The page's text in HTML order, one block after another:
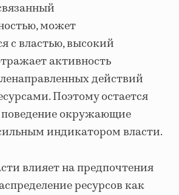
может
с властью, высокий
активность
действий
Поэтому остается
окружающие
индикатором власти.
влияет на предпочтения
ресурсов как